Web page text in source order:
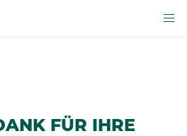
FÜR IHRE